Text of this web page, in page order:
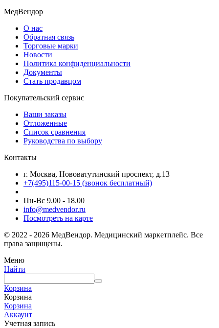
МедВендор
О нас
Обратная связь
Торговые марки
Новости
Политика конфиденциальности
Документы
Стать продавцом
Покупательский сервис
Ваши заказы
Отложенные
Список сравнения
Руководства по выбору
Контакты
г. Москва, Нововатутинский проспект, д.13
+7(495)115-00-15 (звонок бесплатный)
Пн-Вс 9.00 - 18.00
info@medvendor.ru
Посмотреть на карте
© 2022 - 2026 МедВендор. Медицинский маркетплейс. Все
права защищены.
Меню
Найти
Корзина
Корзина
Корзина
Аккаунт
Учетная запись